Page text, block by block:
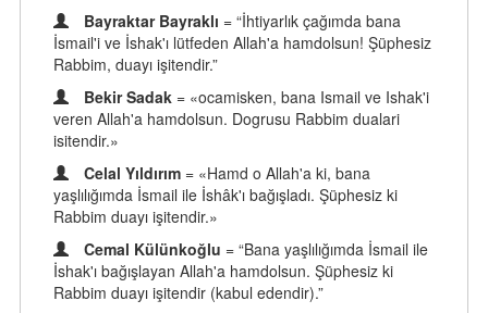
Bayraktar Bayraklı = “İhtiyarlık çağımda bana
İsmail'i ve İshak'ı lütfeden Allah'a hamdolsun! Şüphesiz
Rabbim, duayı işitendir.”
Bekir Sadak = «ocamisken, bana Ismail ve Ishak'i
veren Allah'a hamdolsun. Dogrusu Rabbim dualari
isitendir.»
Celal Yıldırım = «Hamd o Allah'a ki, bana
yaşlılığımda İsmail ile İshâk'ı bağışladı. Şüphesiz ki
Rabbim duayı işitendir.»
Cemal Külünkoğlu = “Bana yaşlılığımda İsmail ile
İshak'ı bağışlayan Allah'a hamdolsun. Şüphesiz ki
Rabbim duayı işitendir (kabul edendir).”